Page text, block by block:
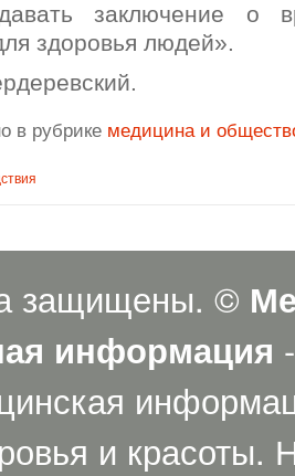
заключение о
здоровья людей».
в рубрике медицина и
защищены. ©
информация
и красоты.